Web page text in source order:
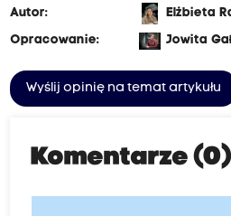
Autor:
Elżbieta
Opracowanie:
Jowita
Wyślij opinię na temat artykułu
Komentarze (0)